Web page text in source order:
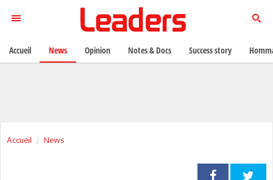
Accueil News
Accueil News Opinion Notes & Docs Success story